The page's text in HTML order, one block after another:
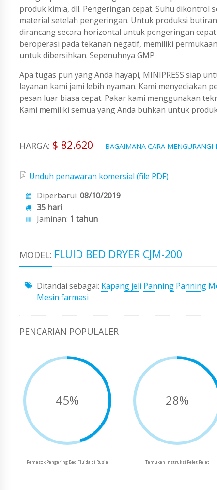
produk kimia, dll. Pengeringan cepat. Suhu dikontrol
material setelah pengeringan. Untuk produksi
dirancang secara horizontal untuk pengeringan
beroperasi pada tekanan negatif, memiliki
untuk dibersihkan. Sepenuhnya GMP.
Apa tugas pun yang Anda hayapi, MINIPRESS siap
layanan kami jami lebih nyaman. Kami menyediakan
pesan luar biasa cepat. Pakar kami menggunakan
Kami memiliki semua yang Anda buhkan untuk
HARGA: $ 82.620 BAGAIMANA CARA MENGURANGI
Unduh penawaran komersial (file PDF)
Diperbarui: 08/10/2019
35 hari
Jaminan: 1 tahun
MODEL: FLUID BED DRYER CJM-200
Ditandai sebagai: Kapang jeli Panning Panning
Mesin farmasi
PENCARIAN POPULALER
45%
Pemasok Pengering Bed Fluida di Rusia
28%
Temukan Instruksi Pelet Pelet